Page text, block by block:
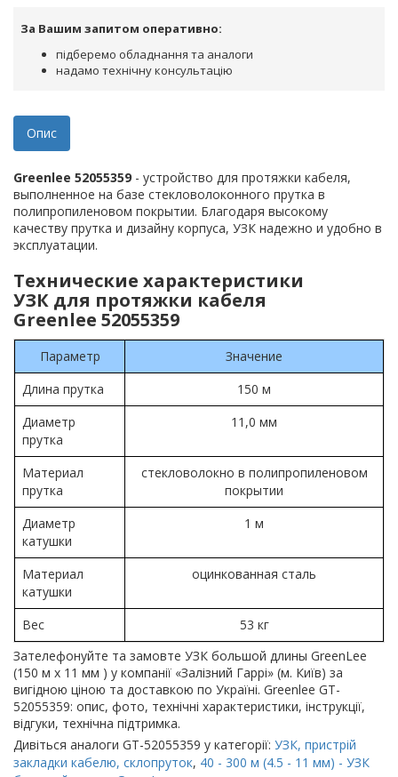
За Вашим запитом оперативно:
підберемо обладнання та аналоги
надамо технічну консультацію
Опис
Greenlee 52055359 - устройство для протяжки кабеля,
выполненное на базе стекловолоконного прутка в
полипропиленовом покрытии. Благодаря высокому
качеству прутка и дизайну корпуса, УЗК надежно и удобно в
эксплуатации.
Технические характеристики
УЗК для протяжки кабеля
Greenlee 52055359
Параметр
Значение
Длина прутка
150 м
Диаметр
прутка
11,0 мм
Материал
прутка
стекловолокно в полипропиленовом
покрытии
Диаметр
катушки
1 м
Материал
катушки
оцинкованная сталь
Вес
53 кг
Зателефонуйте та замовте УЗК большой длины GreenLee
(150 м х 11 мм ) у компанії «Залізний Гаррі» (м. Київ) за
вигідною ціною та доставкою по Україні. Greenlee GT-
52055359: опис, фото, технічні характеристики, інструкції,
відгуки, технічна підтримка.
Дивіться аналоги GT-52055359 у категорії: УЗК, пристрій
закладки кабелю, склопруток, 40 - 300 м (4.5 - 11 мм) - УЗК